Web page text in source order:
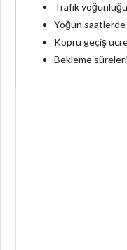
Trafik
Yoğun
Köprü geçiş
Bekleme süreleri